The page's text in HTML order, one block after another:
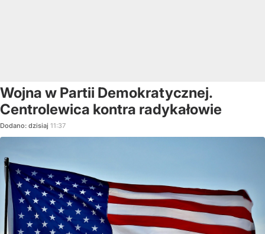
Wojna w Partii Demokratycznej.
Centrolewica kontra radykałowie
Dodano: dzisiaj 11:37